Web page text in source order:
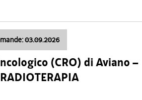
03.09.2026
(CRO) di Aviano –